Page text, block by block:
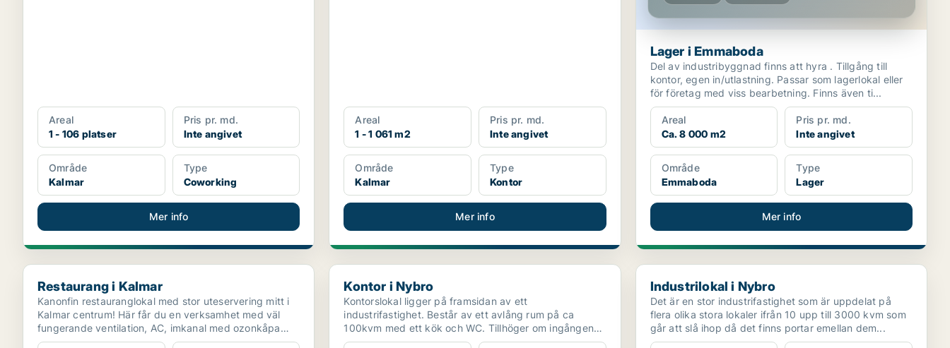
Areal
1 - 106 platser
Pris pr. md.
Inte angivet
Område
Kalmar
Type
Coworking
Mer info
Areal
1 - 1 061 m2
Pris pr. md.
Inte angivet
Område
Kalmar
Type
Kontor
Mer info
Lager i Emmaboda
Del av industribyggnad finns att hyra . Tillgång till
kontor, egen in/utlastning. Passar som lagerlokal eller
för företag med viss bearbetning. Finns även ti...
Areal
Ca. 8 000 m2
Pris pr. md.
Inte angivet
Område
Emmaboda
Type
Lager
Mer info
Restaurang i Kalmar
Restaurang i Kalmar
Kanonfin restauranglokal med stor uteservering mitt i
Kalmar centrum! Här får du en verksamhet med väl
fungerande ventilation, AC, imkanal med ozonkåpa
och s...
Kontor i Nybro
Kontor i Nybro
Kontorslokal ligger på framsidan av ett
industrifastighet. Består av ett avlång rum på ca
100kvm med ett kök och WC. Tillhöger om ingången
finns 4 st kontor...
Industrilokal i Nybro
Industrilokal i Nybro
Det är en stor industrifastighet som är uppdelat på
flera olika stora lokaler ifrån 10 upp till 3000 kvm som
går att slå ihop då det finns portar emellan dem...